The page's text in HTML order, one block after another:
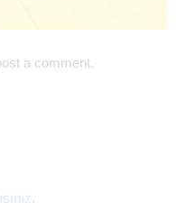
a comment.
.